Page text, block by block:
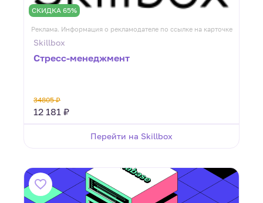
СКИДКА 65%
Реклама. Информация о рекламодателе по ссылке на карточке
Skillbox
Стресс-менеджмент
34805 ₽
12 181 ₽
Перейти на Skillbox